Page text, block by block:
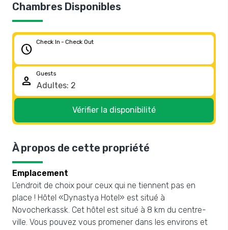
Chambres Disponibles
schedule
Check In - Check Out
person
Guests
Vérifier la disponibilité
À propos de cette propriété
Emplacement
L’endroit de choix pour ceux qui ne tiennent pas en
place ! Hôtel «Dynastya Hotel» est situé à
Novocherkassk. Cet hôtel est situé à 8 km du centre-
ville. Vous pouvez vous promener dans les environs et